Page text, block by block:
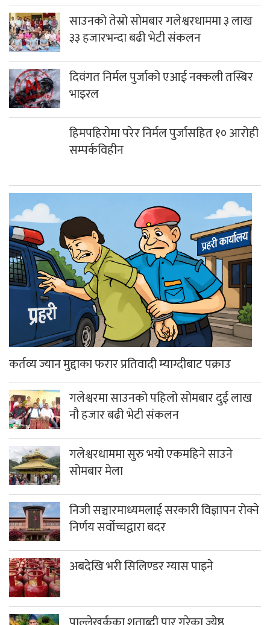
साउनको तेस्रो सोमबार गलेश्वरधाममा ३ लाख
३३ हजारभन्दा बढी भेटी संकलन
दिवंगत निर्मल पुर्जाको एआई नक्कली तस्बिर
भाइरल
हिमपहिरोमा परेर निर्मल पुर्जासहित १० आरोही
सम्पर्कविहीन
कर्तव्य ज्यान मुद्दाका फरार प्रतिवादी म्याग्दीबाट पक्राउ
गलेश्वरमा साउनको पहिलो सोमबार दुई लाख
नौ हजार बढी भेटी संकलन
गलेश्वरधाममा सुरु भयो एकमहिने साउने
सोमबार मेला
निजी सञ्चारमाध्यमलाई सरकारी विज्ञापन रोक्ने
निर्णय सर्वोच्चद्वारा बदर
अबदेखि भरी सिलिण्डर ग्यास पाइने